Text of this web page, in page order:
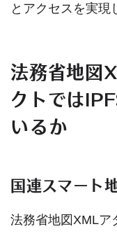
とアクセスを実現
法務省地図
クトでは
いるか
国連スマート
法務省地図XMLア